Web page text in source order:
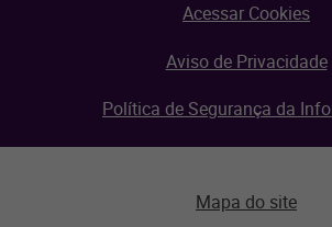
Acessar Cookies
Aviso de Privacidade
Política de Segurança da
Mapa do site